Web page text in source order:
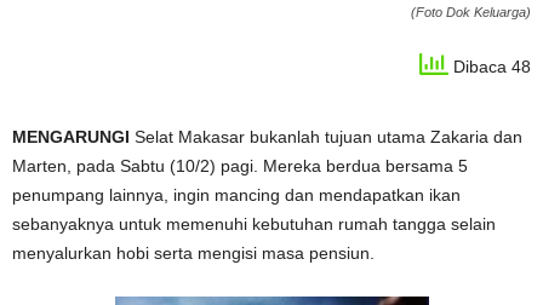
(Foto Dok Keluarga)
Dibaca 48
MENGARUNGI Selat Makasar bukanlah tujuan utama Zakaria dan
Marten, pada Sabtu (10/2) pagi. Mereka berdua bersama 5
penumpang lainnya, ingin mancing dan mendapatkan ikan
sebanyaknya untuk memenuhi kebutuhan rumah tangga selain
menyalurkan hobi serta mengisi masa pensiun.